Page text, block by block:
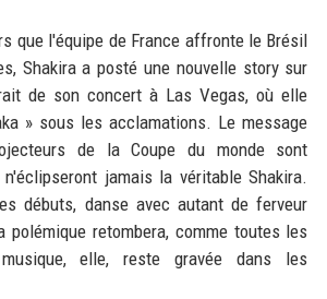
que l'équipe de France affronte le Brésil
Shakira a posté une nouvelle story sur
de son concert à Las Vegas, où elle
» sous les acclamations. Le message
de la Coupe du monde sont
jamais la véritable Shakira.
débuts, danse avec autant de ferveur
polémique retombera, comme toutes les
elle, reste gravée dans les